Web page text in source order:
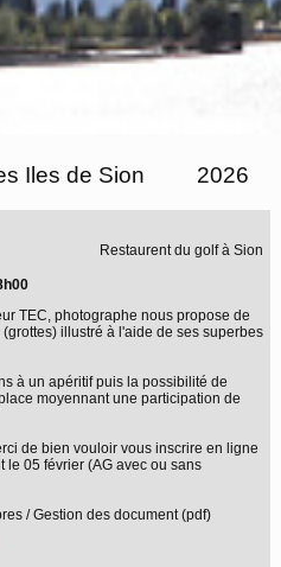
Iles de Sion 2026
Restaurent du golf à Sion
TEC, photographe nous propose de
illustré à l'aide de ses superbes
à un apéritif puis la possibilité de
moyennant une participation de
de bien vouloir vous inscrire en ligne
le 05 février (AG avec ou sans
/ Gestion des document (pdf)